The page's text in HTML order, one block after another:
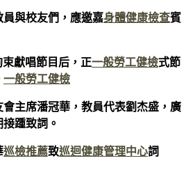
與校友們，應邀嘉身體健康檢查賓
獻唱節目后，正一般勞工健檢式節
一般勞工健檢
主席潘冠華，教員代表劉杰盛，廣
踵致詞。
巡檢推薦致巡迴健康管理中心詞